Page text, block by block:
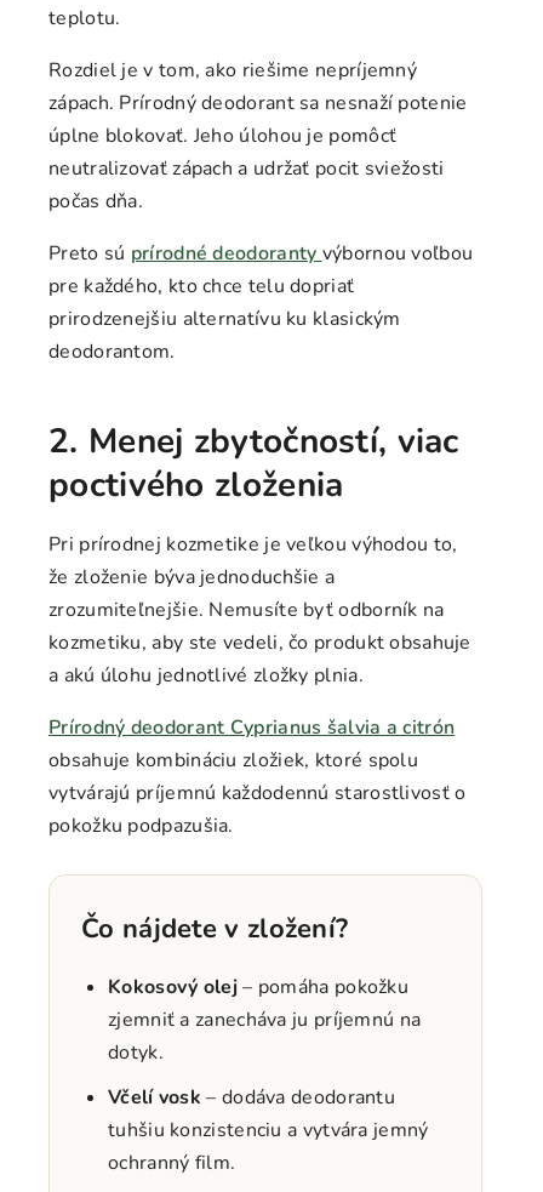
teplotu.
Rozdiel je v tom, ako riešime nepríjemný
zápach. Prírodný deodorant sa nesnaží potenie
úplne blokovať. Jeho úlohou je pomôcť
neutralizovať zápach a udržať pocit sviežosti
počas dňa.
Preto sú prírodné deodoranty výbornou voľbou
pre každého, kto chce telu dopriať
prirodzenejšiu alternatívu ku klasickým
deodorantom.
2. Menej zbytočností, viac
poctivého zloženia
Pri prírodnej kozmetike je veľkou výhodou to,
že zloženie býva jednoduchšie a
zrozumiteľnejšie. Nemusíte byť odborník na
kozmetiku, aby ste vedeli, čo produkt obsahuje
a akú úlohu jednotlivé zložky plnia.
Prírodný deodorant Cyprianus šalvia a citrón
obsahuje kombináciu zložiek, ktoré spolu
vytvárajú príjemnú každodennú starostlivosť o
pokožku podpazušia.
Čo nájdete v zložení?
Kokosový olej– pomáha pokožku
zjemniť a zanecháva ju príjemnú na
dotyk.
Včelí vosk – dodáva deodorantu
tuhšiu konzistenciu a vytvára jemný
ochranný film.